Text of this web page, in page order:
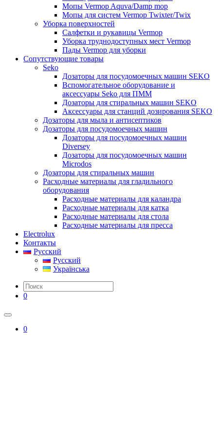
Мопы Vermop Aquva/Damp mop
Мопы для систем Vermop Twixter/Twix
Уборка поверхностей
Салфетки и рукавицы Vermop
Уборка труднодоступных мест Vermop
Пады Vermop для уборки
Сопутствующие товары
Seko
Дозаторы для посудомоечных машин SEKO
Вспомогательное оборудование и
аксессуары Seko для ПММ
Дозаторы для стиральных машин SEKO
Аксессуары для станций дозирования SEKO
Дозаторы для мыла и антисептиков
Дозаторы для посудомоечных машин
Дозаторы для посудомоечных машин
Diversey
Дозаторы для посудомоечных машин
Microdos
Дозаторы для стиральных машин
Расходные материалы для гладильного
оборудования
Расходные материалы для каландра
Расходные материалы для катка
Расходные материалы для стола
Расходные материалы для пресса
Electrolux
Контакты
Русский
Русский
Українська
0
0